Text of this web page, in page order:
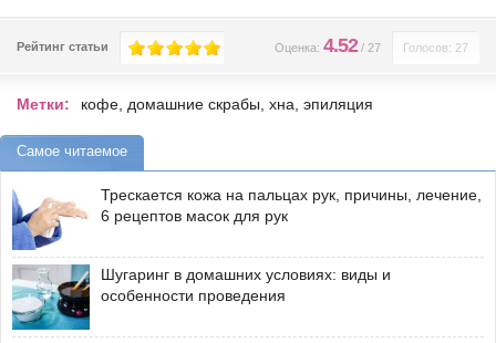
Рейтинг статьи Голосов: 27
Оценка: 4.52/ 27
Метки: кофе домашние скрабы хна эпиляция
Самое читаемое
Трескается кожа на пальцах рук, причины, лечение,
6 рецептов масок для рук
Шугаринг в домашних условиях: виды и
особенности проведения